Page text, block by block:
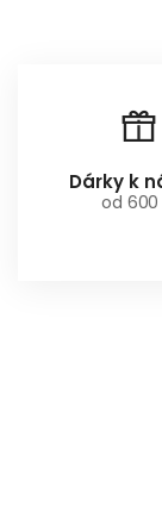
Dárky k
od 600